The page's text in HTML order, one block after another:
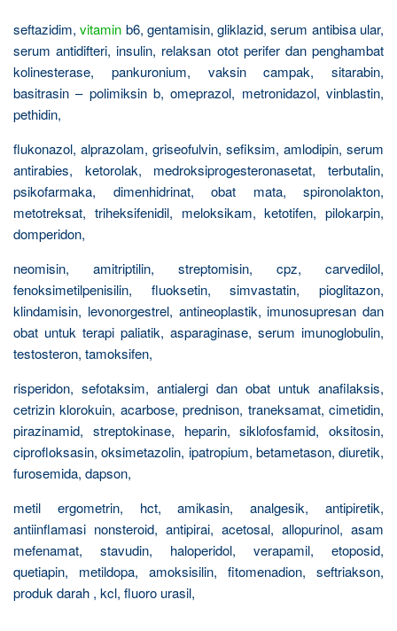
seftazidim,vitamin b6, gentamisin, gliklazid, serum antibisa ular,
serum antidifteri, insulin, relaksan otot perifer dan penghambat
kolinesterase, pankuronium, vaksin campak, sitarabin,
basitrasin – polimiksin b, omeprazol, metronidazol, vinblastin,
pethidin,
flukonazol, alprazolam, griseofulvin, sefiksim, amlodipin, serum
antirabies, ketorolak, medroksiprogesteronasetat, terbutalin,
psikofarmaka, dimenhidrinat, obat mata, spironolakton,
metotreksat, triheksifenidil, meloksikam, ketotifen, pilokarpin,
domperidon,
neomisin, amitriptilin, streptomisin, cpz, carvedilol,
fenoksimetilpenisilin, fluoksetin, simvastatin, pioglitazon,
klindamisin, levonorgestrel, antineoplastik, imunosupresan dan
obat untuk terapi paliatik, asparaginase, serum imunoglobulin,
testosteron, tamoksifen,
risperidon, sefotaksim, antialergi dan obat untuk anafilaksis,
cetrizin klorokuin, acarbose, prednison, traneksamat, cimetidin,
pirazinamid, streptokinase, heparin, siklofosfamid, oksitosin,
ciprofloksasin, oksimetazolin, ipatropium, betametason, diuretik,
furosemida, dapson,
metil ergometrin, hct, amikasin, analgesik, antipiretik,
antiinflamasi nonsteroid, antipirai, acetosal, allopurinol, asam
mefenamat, stavudin, haloperidol, verapamil, etoposid,
quetiapin, metildopa, amoksisilin, fitomenadion, seftriakson,
produk darah , kcl, fluoro urasil,